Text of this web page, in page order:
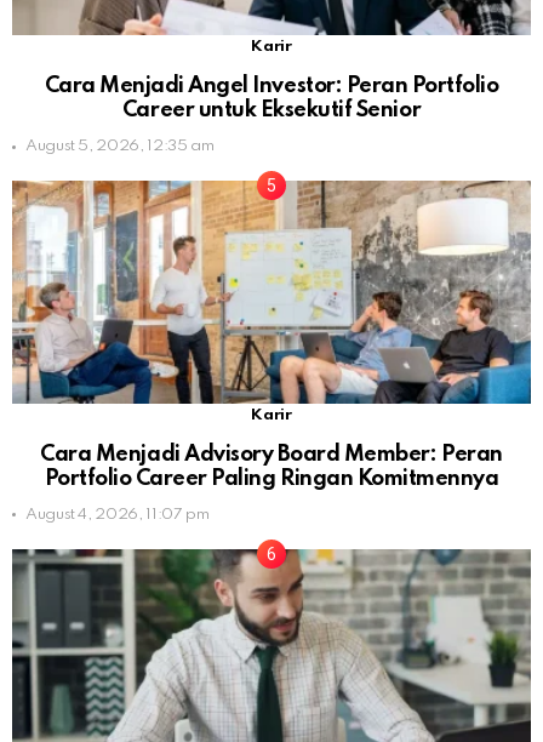
Karir
Cara Menjadi Angel Investor: Peran Portfolio
Career untuk Eksekutif Senior
August 5, 2026, 12:35 am
Karir
Cara Menjadi Advisory Board Member: Peran
Portfolio Career Paling Ringan Komitmennya
August 4, 2026, 11:07 pm